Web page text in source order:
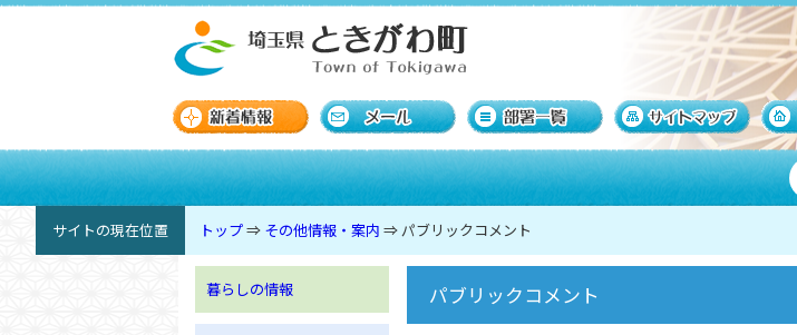
サイトの現在位置 トップ⇒ その他情報・案内 ⇒パブリックコメント
暮らしの情報 パブリックコメント